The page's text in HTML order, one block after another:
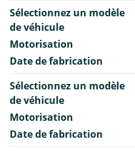
Sélectionnez un modèle
de véhicule
Motorisation
Date de fabrication
Sélectionnez un modèle
de véhicule
Motorisation
Date de fabrication